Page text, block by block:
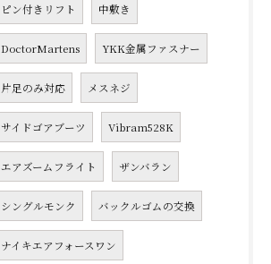
ピン付きリフト 中敷き
DoctorMartens YKK金属ファスナー
片足のみ対応 メスネジ
サイドゴアブーツ Vibram528K
エアズームフライト ザンバラン
シングルモンク バックルゴムの交換
ナイキエアフォースワン